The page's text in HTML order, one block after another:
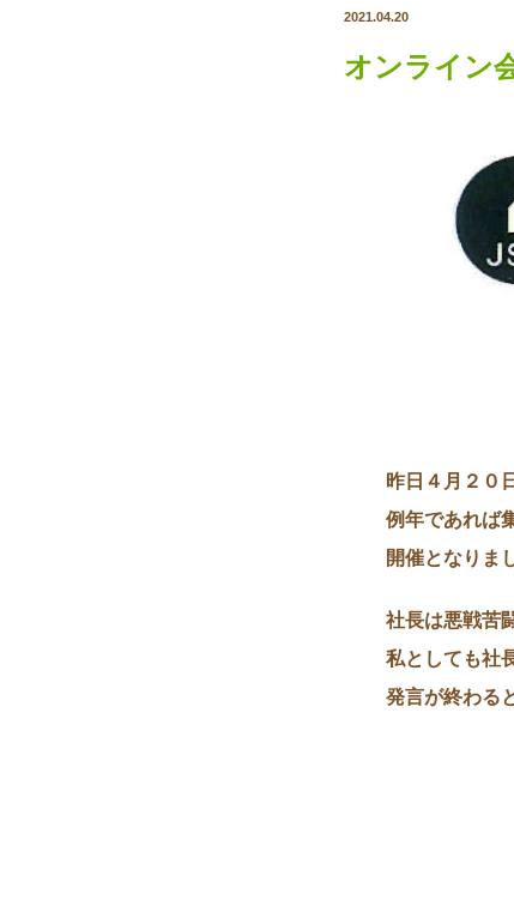
2021.04.20
オンライ
昨日４月２０
例年であれば
開催となりま
社長は悪戦苦
私としても社
発言が終わる